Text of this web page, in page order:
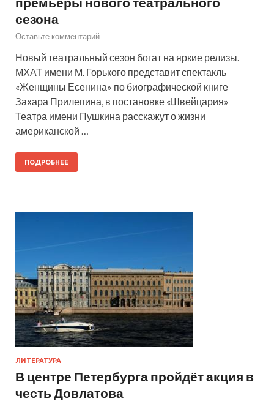
сезона
Оставьте комментарий
Новый театральный сезон богат на яркие релизы.
МХАТ имени М. Горького представит спектакль
«Женщины Есенина» по биографической книге
Захара Прилепина, в постановке «Швейцария»
Театра имени Пушкина расскажут о жизни
американской …
ПОДРОБНЕЕ
ЛИТЕРАТУРА
В центре Петербурга пройдёт акция в
честь Довлатова